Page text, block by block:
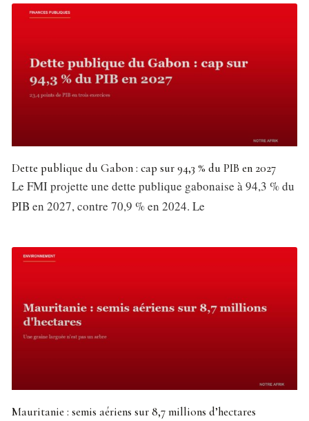
Dette publique du Gabon : cap sur 94,3 % du PIB en 2027
Le FMI projette une dette publique gabonaise à 94,3 % du
PIB en 2027, contre 70,9 % en 2024. Le
Mauritanie : semis aériens sur 8,7 millions d’hectares